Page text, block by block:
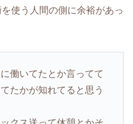
使う人間の側に余裕があっ
働いてたとか言ってて
たかが知れてると思う